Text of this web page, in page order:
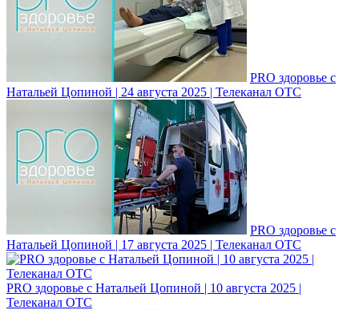
PRO здоровье с
Натальей Цопиной | 24 августа 2025 | Телеканал ОТС
PRO здоровье с
Натальей Цопиной | 17 августа 2025 | Телеканал ОТС
PRO здоровье с Натальей Цопиной | 10 августа 2025 |
Телеканал ОТС